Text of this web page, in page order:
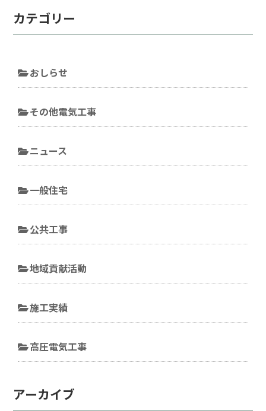
カテゴリー
おしらせ
その他電気工事
ニュース
一般住宅
公共工事
地域貢献活動
施工実績
高圧電気工事
アーカイブ